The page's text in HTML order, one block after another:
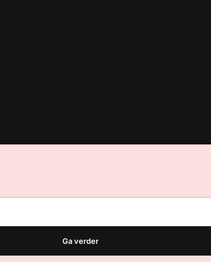
media voor staat. Op gebruik van deze site zijn de
Ga verder